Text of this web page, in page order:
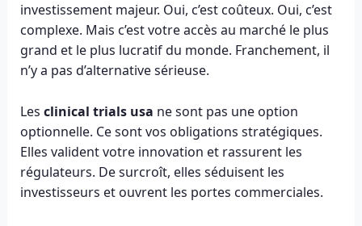
investissement majeur. Oui, c’est coûteux. Oui, c’est
complexe. Mais c’est votre accès au marché le plus
grand et le plus lucratif du monde. Franchement, il
n’y a pas d’alternative sérieuse.
Les clinical trials usa ne sont pas une option
optionnelle. Ce sont vos obligations stratégiques.
Elles valident votre innovation et rassurent les
régulateurs. De surcroît, elles séduisent les
investisseurs et ouvrent les portes commerciales.